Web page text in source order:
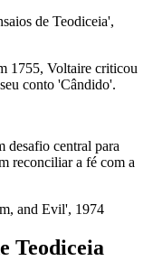
de Teodiceia',
1755, Voltaire criticou
conto 'Cândido'.
desafio central para
reconciliar a fé com a
and Evil', 1974
Teodiceia